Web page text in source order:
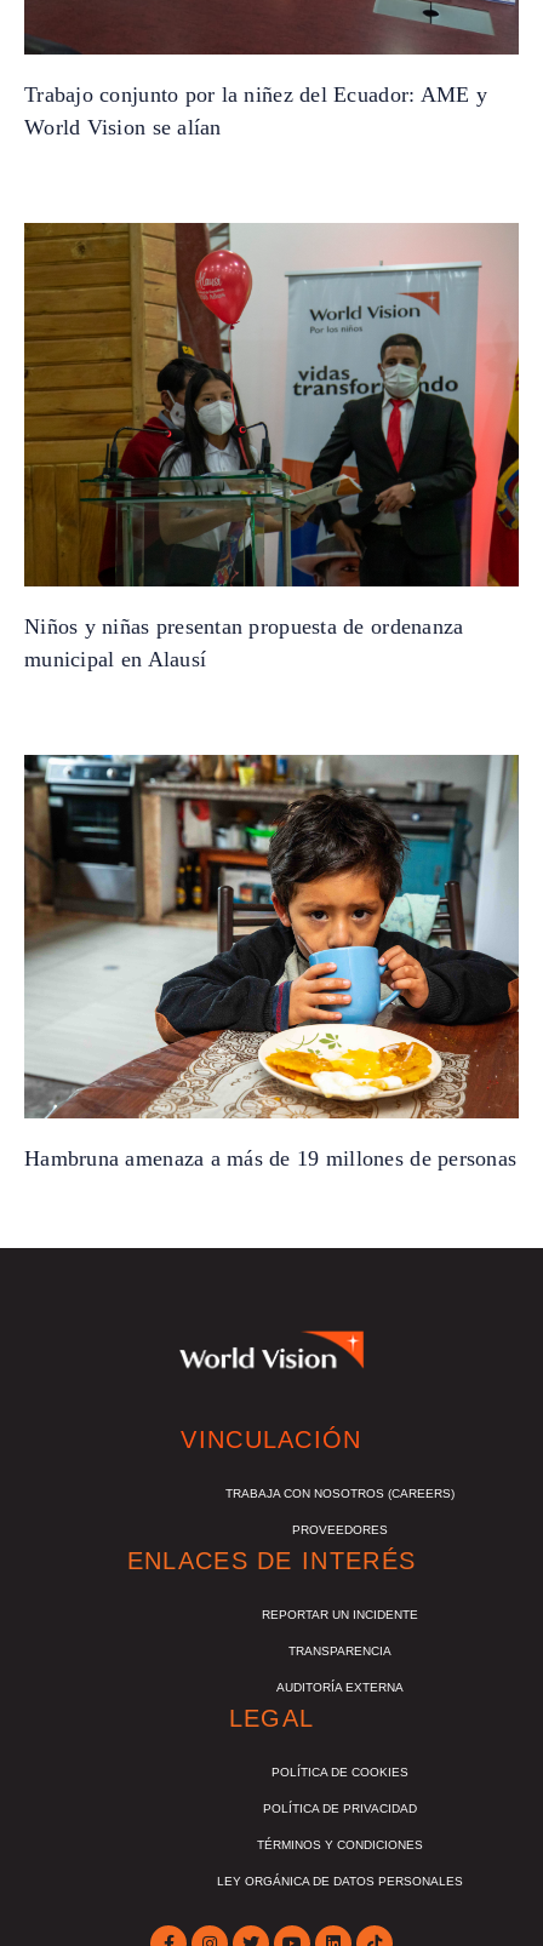
Trabajo conjunto por la niñez del Ecuador: AME y
World Vision se alían
Niños y niñas presentan propuesta de ordenanza
municipal en Alausí
Hambruna amenaza a más de 19 millones de personas
VINCULACIÓN
TRABAJA CON NOSOTROS (CAREERS)
PROVEEDORES
ENLACES DE INTERÉS
REPORTAR UN INCIDENTE
TRANSPARENCIA
AUDITORÍA EXTERNA
LEGAL
POLÍTICA DE COOKIES
POLÍTICA DE PRIVACIDAD
TÉRMINOS Y CONDICIONES
LEY ORGÁNICA DE DATOS PERSONALES